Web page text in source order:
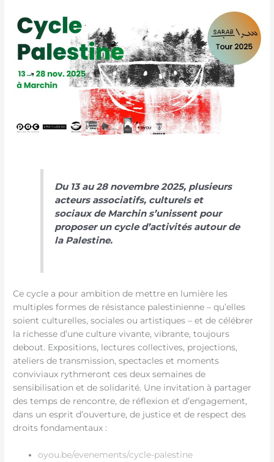
Du 13 au 28 novembre 2025, plusieurs
acteurs associatifs, culturels et
sociaux de Marchin s’unissent pour
proposer un cycle d’activités autour de
la Palestine.
Ce cycle a pour ambition de mettre en lumière les
multiples formes de résistance palestinienne – qu’elles
soient culturelles, sociales ou artistiques – et de célébrer
la richesse d’une culture vivante, vibrante, toujours
debout. Expositions, lectures collectives, projections,
ateliers de transmission, spectacles et moments
conviviaux rythmeront ces deux semaines de
sensibilisation et de solidarité. Une invitation à partager
des temps de rencontre, de réflexion et d’engagement,
dans un esprit d’ouverture, de justice et de respect des
droits fondamentaux :
oyou.be/evenements/cycle-palestine